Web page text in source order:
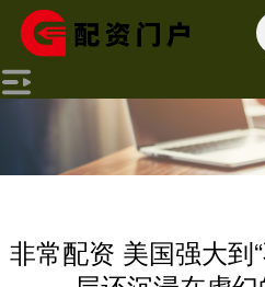
非常配资 美国强大到